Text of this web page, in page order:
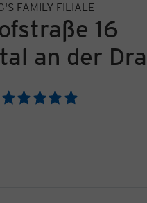
FAMILY FILIALE
16
an der
Bewertung: